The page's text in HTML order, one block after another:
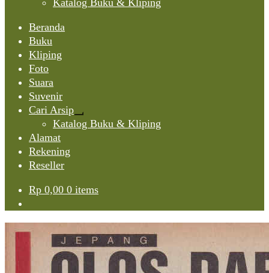
Katalog Buku & Kliping
Beranda
Buku
Kliping
Foto
Suara
Suvenir
Cari Arsip
Expand
child
Katalog Buku & Kliping
Alamat
Rekening
Reseller
Rp 0,00 0 items